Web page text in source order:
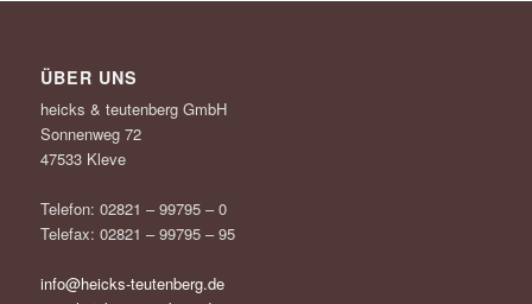
ÜBER UNS
heicks & teutenberg GmbH
Sonnenweg 72
47533 Kleve
Telefon: 02821 – 99795 – 0
Telefax: 02821 – 99795 – 95
info@heicks-teutenberg.de